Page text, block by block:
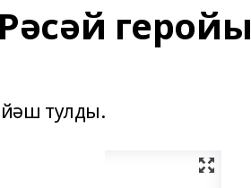
геройы
тулды.